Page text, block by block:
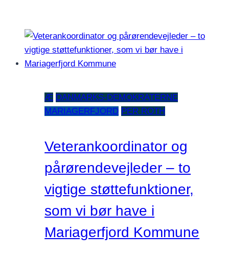
Æ DANMARKS-DEMOKRATERNE
MARIAGERFJORD PER ROTH
Veterankoordinator og
pårørendevejleder – to
vigtige støttefunktioner,
som vi bør have i
Mariagerfjord Kommune